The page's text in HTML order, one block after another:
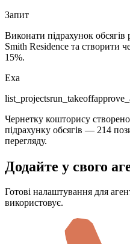
Запит
Виконати підрахунок обсягів
Smith Residence та створити
15%.
Exa
list_projectsrun_takeoff
Чернетку кошторису
підрахунку обсягів — 214
перегляду.
Додайте у свого
Готові налаштування для
використовує.